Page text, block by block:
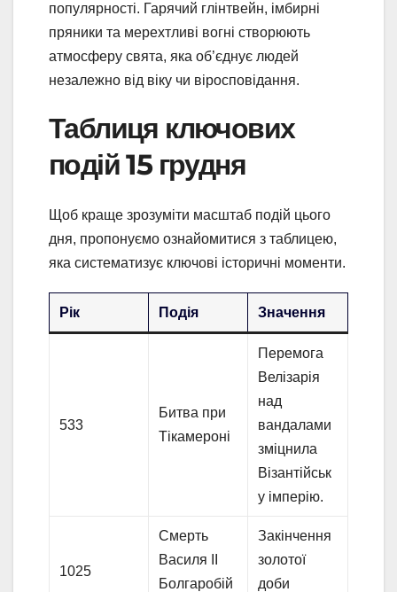
популярності. Гарячий глінтвейн, імбирні
пряники та мерехтливі вогні створюють
атмосферу свята, яка об’єднує людей
незалежно від віку чи віросповідання.
Таблиця ключових
подій 15 грудня
Щоб краще зрозуміти масштаб подій цього
дня, пропонуємо ознайомитися з таблицею,
яка систематизує ключові історичні моменти.
Рік Подія Значення
533
Битва при
Тікамероні
Перемога
Велізарія
над
вандалами
зміцнила
Візантійськ
у імперію.
1025
Смерть
Василя II
Болгаробій
Закінчення
золотої
доби